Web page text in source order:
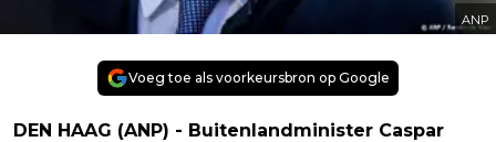
ANP
Voeg toe als voorkeursbron op Google
DEN HAAG (ANP) - Buitenlandminister Caspar